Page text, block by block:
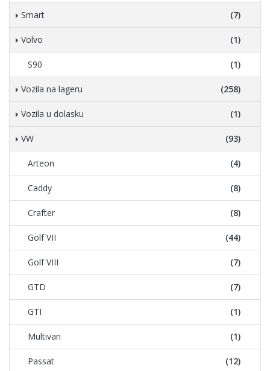
Smart (7)
Volvo (1)
S90 (1)
Vozila na lageru (258)
Vozila u dolasku (1)
VW (93)
Arteon (4)
Caddy (8)
Crafter (8)
Golf VII (44)
Golf VIII (7)
GTD (7)
GTI (1)
Multivan (1)
Passat (12)